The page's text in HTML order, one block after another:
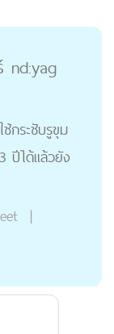
nd:yag
กระชับรูขุม
ปีได้แล้วยัง
|